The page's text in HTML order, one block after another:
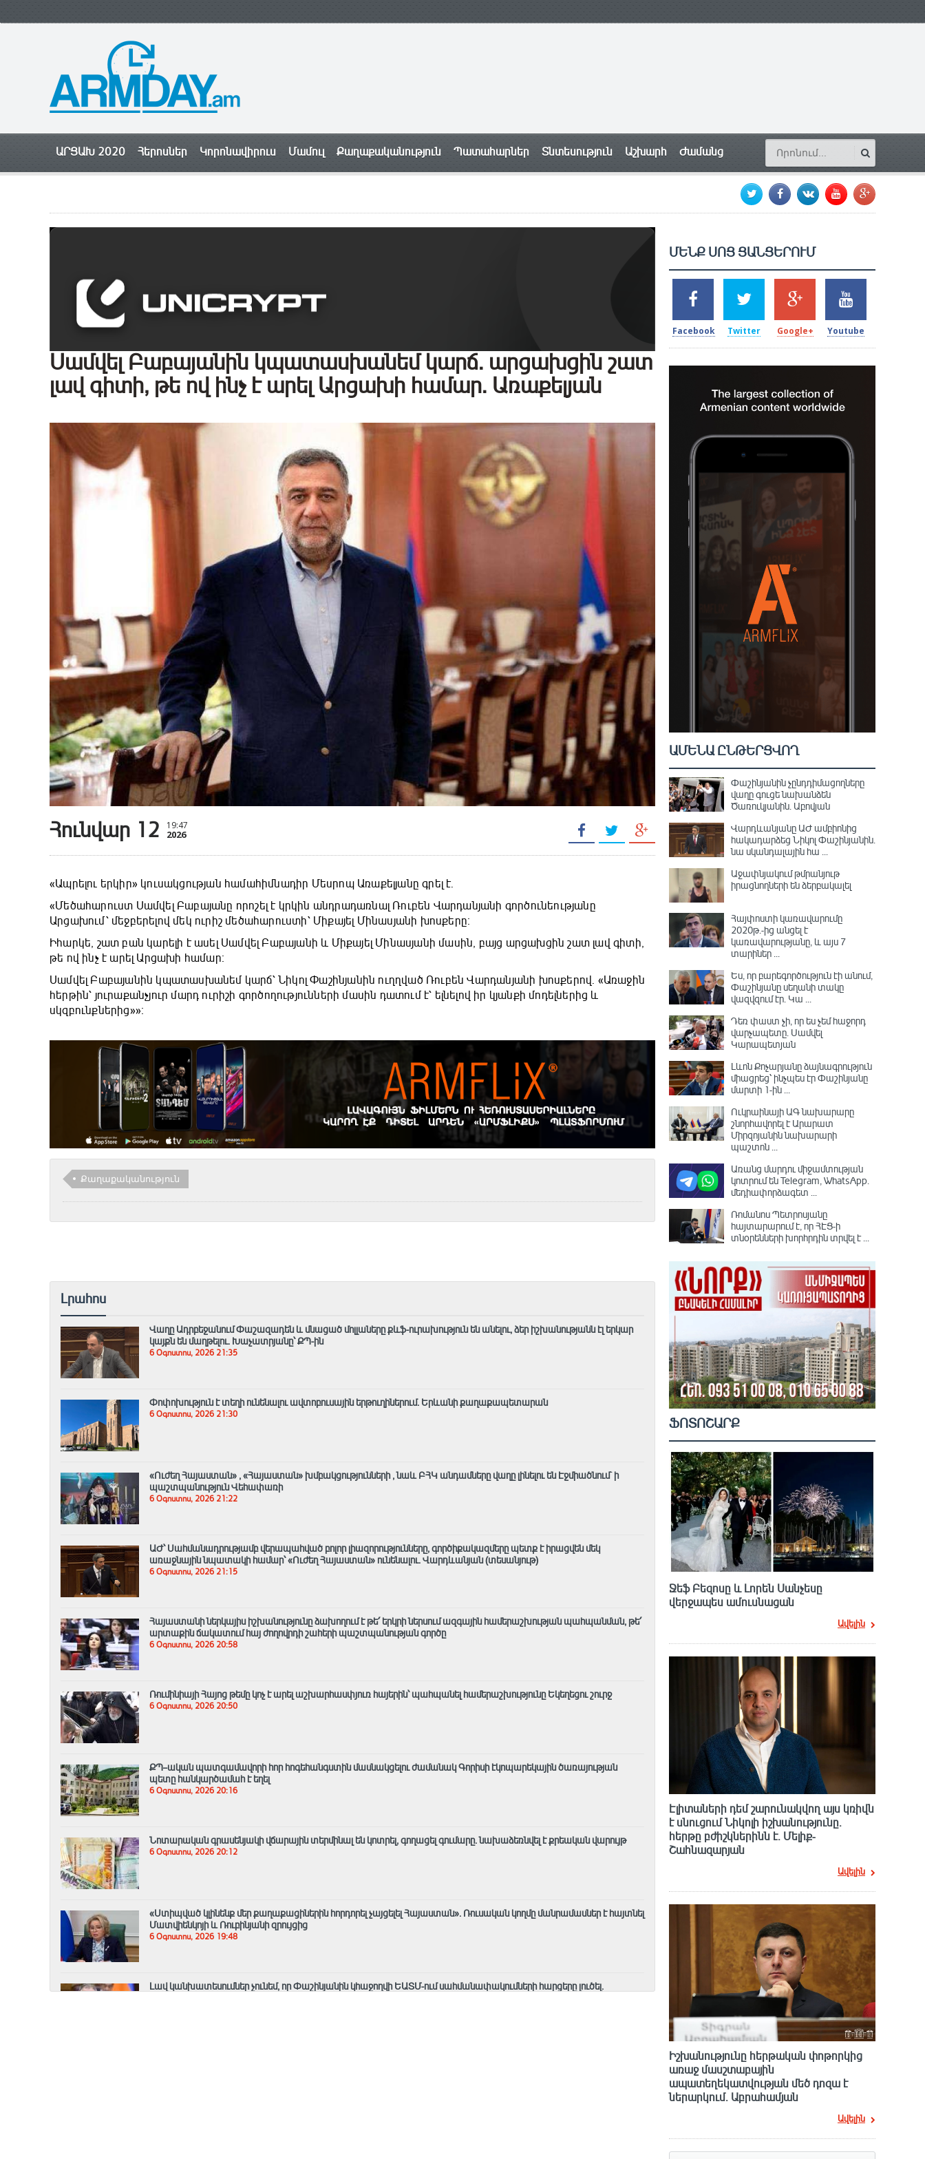
ԱՐՑԱԽ 2020 Հերոսներ Կորոնավիրուս Մամուլ Քաղաքականություն Պատահարներ Տնտեսություն Աշխարհ Ժամանց
Սամվել Բաբայանին կպատասխանեմ կարճ․ արցախցին շատ
լավ գիտի, թե ով ինչ է արել Արցախի համար․ Առաքելյան
Հունվար 12 19:47
2026
«Ապրելու երկիր» կուսակցության համահիմնադիր Մեսրոպ Առաքելյանը գրել է.
«Մեծահարուստ Սամվել Բաբայանը որոշել է կրկին անդրադառնալ Ռուբեն Վարդանյանի գործունեությանը
Արցախում՝ մեջբերելով մեկ ուրիշ մեծահարուստի՝ Միքայել Մինասյանի խոսքերը։
Իհարկե, շատ բան կարելի է ասել Սամվել Բաբայանի և Միքայել Մինասյանի մասին, բայց արցախցին շատ լավ գիտի,
թե ով ինչ է արել Արցախի համար։
Սամվել Բաբայանին կպատասխանեմ կարճ՝ Նիկոլ Փաշինյանին ուղղված Ռուբեն Վարդանյանի խոսքերով. «Առաջին
հերթին՝ յուրաքանչյուր մարդ ուրիշի գործողությունների մասին դատում է՝ ելնելով իր կյանքի մոդելներից և
սկզբունքներից»»։
Քաղաքականություն
Լրահոս
Վաղը Ադրբեջանում Փաշազադեն և մնացած մոլլաները քևֆ-ուրախություն են անելու, ձեր իշխանությանն էլ երկար
կայքն են մաղթելու. Խաչատրյանը՝ ՔՊ-ին
6 Օգոստոս, 2026 21:35
Փոփոխություն է տեղի ունենալու ավտոբուսային երթուղիներում․ Երևանի քաղաքապետարան
6 Օգոստոս, 2026 21:30
«Ուժեղ Հայաստան» , «Հայաստան» խմբակցությունների , նաև ԲՀԿ անդամները վաղը լինելու են Էջմիածնում` ի
պաշտպանություն Վեհափառի
6 Օգոստոս, 2026 21:22
ԱԺ՝ Սահմանադրությամբ վերապահված բոլոր լիազորությունները, գործիքակազմերը պետք է իրացվեն մեկ
առաջնային նպատակի համար՝ «Ուժեղ Հայաստան» ունենալու. Վարդևանյան (տեսանյութ)
6 Օգոստոս, 2026 21:15
Հայաստանի ներկայիս իշխանությունը ձախողում է թե՛ երկրի ներսում ազգային համերաշխության պահպանման, թե՛
արտաքին ճակատում հայ ժողովրդի շահերի պաշտպանության գործը
6 Օգոստոս, 2026 20:58
Ռումինիայի Հայոց թեմը կոչ է արել աշխարհասփյուռ հայերին՝ պահպանել համերաշխությունը Եկեղեցու շուրջ
6 Օգոստոս, 2026 20:50
ՔՊ–ական պատգամավորի հոր հոգեհանգստին մասնակցելու ժամանակ Գորիսի էկոպարեկային ծառայության
պետը հանկարծամահ է եղել
6 Օգոստոս, 2026 20:16
Նոտարական գրասենյակի վճարային տերմինալ են կոտրել, գողացել գումարը. նախաձեռնվել է քրեական վարույթ
6 Օգոստոս, 2026 20:12
«Ստիպված կլինենք մեր քաղաքացիներին հորդորել չայցելել Հայաստան»․ Ռուսական կողմը մանրամասներ է հայտնել
Մատվիենկոյի և Ռուբինյանի զրույցից
6 Օգոստոս, 2026 19:48
Լավ կանխատեսումներ չունեմ, որ Փաշինյանին կհաջողվի ԵԱՏՄ-ում սահմանափակումների հարցերը լուծել.
ՄԵՆՔ ՍՈՑ ՑԱՆՑԵՐՈՒՄ
2k
SHARES
Facebook
1.5k
TWEETS
Twitter
203
SHARES
Google+
620
SHARES
Youtube
ԱՄԵՆԱ ԸՆԹԵՐՑՎՈՂ
Փաշինյանին չընդդիմացողները
վաղը գուցե նախանձեն
Ծառուկյանին. Աբովյան
Վարդևանյանը ԱԺ ամբիոնից
հակադարձեց Նիկոլ Փաշինյանին․
նա սկանդալային հա ...
Աջափնյակում թմրանյութ
իրացնողների են ձերբակալել
Հայփոստի կառավարումը
2020թ.-ից անցել է
կառավարությանը, և այս 7
տարիներ ...
Ես, որ բարեգործություն էի անում,
Փաշինյանը սեղանի տակը
վազվզում էր․ Կա ...
Դեռ փաստ չի, որ ես չեմ հաջորդ
վարչապետը․ Սամվել
Կարապետյան
Լևոն Քոչարյանը ձայնագրություն
միացրեց՝ ինչպես էր Փաշինյանը
մարտի 1-ին ...
Ուկրաինայի ԱԳ նախարարը
շնորհավորել է Արարատ
Միրզոյանին նախարարի
պաշտոն ...
Առանց մարդու միջամտության
կոտրում են Telegram, WhatsApp․
մեդիափորձագետ ...
Ռոմանոս Պետրոսյանը
հայտարարում է, որ ՀԷՑ-ի
տնօրենների խորհրդին տրվել է ...
ՖՈՏՈՇԱՐՔ
Ջեֆ Բեզոսը և Լորեն Սանչեսը
վերջապես ամուսնացան
Ավելին
Էլիտաների դեմ շարունակվող այս կռիվն
է սնուցում Նիկոլի իշխանությունը.
հերթը բժիշկներինն է. Մելիք-
Շահնազարյան
Ավելին
Իշխանությունը հերթական փոթորկից
առաջ մասշտաբային
ապատեղեկատվության մեծ դnզա է
ներարկում․ Աբրահամյան
Ավելին